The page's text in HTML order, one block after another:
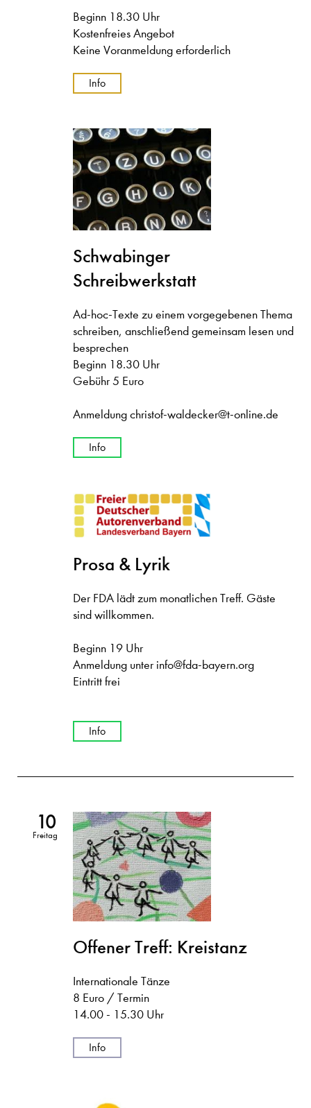
Beginn 18.30 Uhr
Kostenfreies Angebot
Keine Voranmeldung erforderlich
Info
Schwabinger
Schreibwerkstatt
Ad-hoc-Texte zu einem vorgegebenen Thema
schreiben, anschließend gemeinsam lesen und
besprechen
Beginn 18.30 Uhr
Gebühr 5 Euro
Anmeldungchristof-waldecker@t-online.de
Info
Prosa & Lyrik
Der FDA lädt zum monatlichen Treff. Gäste
sind willkommen.
Beginn 19 Uhr
Anmeldung unter info@fda-bayern.org
Eintritt frei
Info
10
Freitag
Offener Treff: Kreistanz
Internationale Tänze
8 Euro / Termin
14.00 - 15.30 Uhr
Info